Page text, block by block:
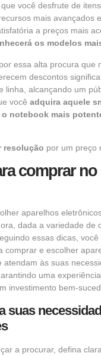
você desfrute de
mais avançados
a preços mais
os modelos
essa alta procura que
descontos
linha, alcançando um
você adquira aquele
notebook mais
resolução por um preço
comprar no
aparelhos
dada a variedade de
essas dicas,
comprar e escolher
atendam às suas
uma
investimento bem-
suas
a procurar, defina